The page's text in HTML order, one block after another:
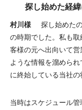
探し始めた経
村川様
探し始めた
の時期でした。私も
客様の元へ出向いて
ような情報を溜めら
に終始している当社の
当時はスケジュール